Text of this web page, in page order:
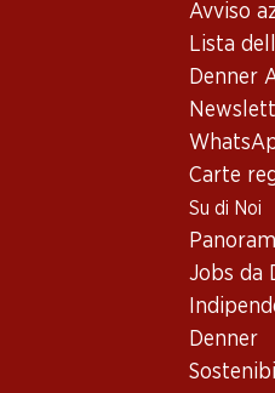
Avviso
Lista
Denner
Carte
Su di Noi
Jobs da
Denner